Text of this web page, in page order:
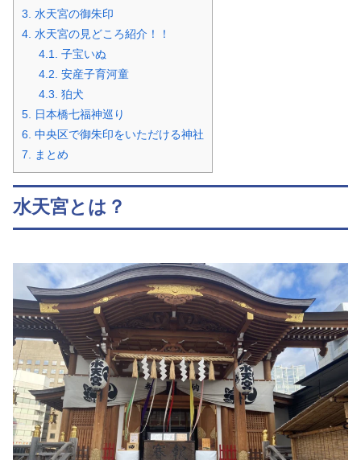
3. 水天宮の御朱印
4. 水天宮の見どころ紹介！！
4.1.
子宝いぬ
4.2. 安産子育河童
4.3. 狛犬
5.
日本橋七福神巡り
6. 中央区で御朱印をいただける神社
7.
まとめ
水天宮とは？